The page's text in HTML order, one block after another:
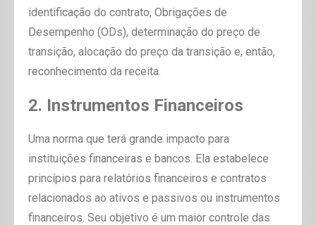
identificação do contrato, Obrigações de
Desempenho (ODs), determinação do preço de
transição, alocação do preço da transição e, então,
reconhecimento da receita.
2. Instrumentos Financeiros
Uma norma que terá grande impacto para
instituições financeiras e bancos. Ela estabelece
princípios para relatórios financeiros e contratos
relacionados ao ativos e passivos ou instrumentos
financeiros. Seu objetivo é um maior controle das